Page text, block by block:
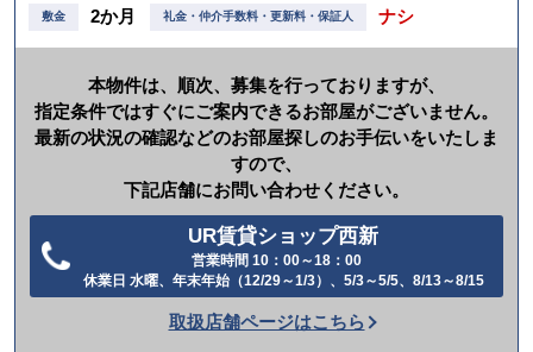
敷金 2か月 礼金・仲介手数料・更新料・保証人 ナシ
本物件は、順次、募集を行っておりますが、
指定条件ではすぐにご案内できるお部屋がございません。
最新の状況の確認などのお部屋探しのお手伝いをいたしま
すので、
下記店舗にお問い合わせください。
UR賃貸ショップ西新
営業時間 10：00～18：00
休業日 水曜、年末年始（12/29～1/3）、5/3～5/5、8/13～8/15
話
取扱店舗ページはこちら